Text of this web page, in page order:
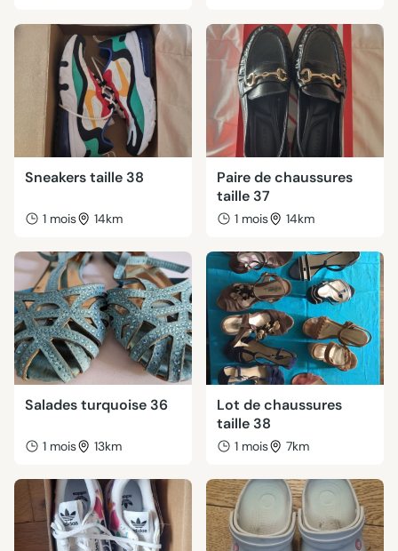
Sneakers taille 38
1 mois 14km
Paire de chaussures
taille 37
1 mois 14km
Salades turquoise 36
1 mois 13km
Lot de chaussures
taille 38
1 mois 7km